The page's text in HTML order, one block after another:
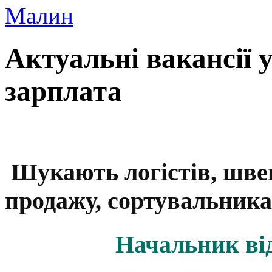
Малин
Актуальні
зарплата
Шукають логістів,
продажу,
Начальник